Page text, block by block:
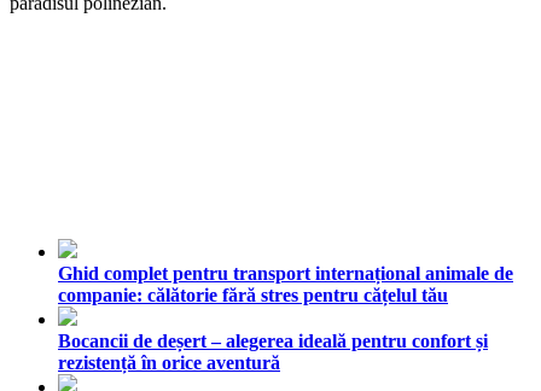
Ghid complet pentru transport internațional animale de
companie: călătorie fără stres pentru cățelul tău
Bocancii de deșert – alegerea ideală pentru confort și
rezistență în orice aventură